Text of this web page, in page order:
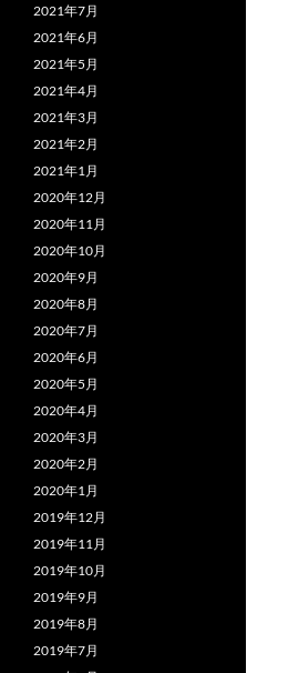
2021年7月
2021年6月
2021年5月
2021年4月
2021年3月
2021年2月
2021年1月
2020年12月
2020年11月
2020年10月
2020年9月
2020年8月
2020年7月
2020年6月
2020年5月
2020年4月
2020年3月
2020年2月
2020年1月
2019年12月
2019年11月
2019年10月
2019年9月
2019年8月
2019年7月